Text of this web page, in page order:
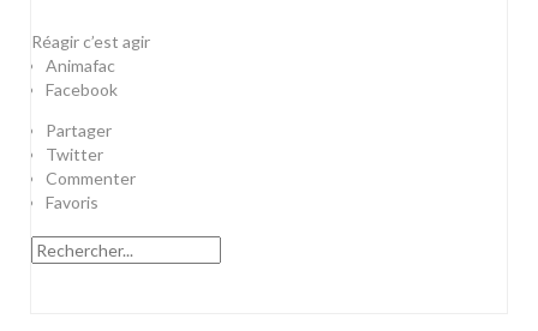
Réagir c’est agir
Animafac
Facebook
Partager
Twitter
Commenter
Favoris